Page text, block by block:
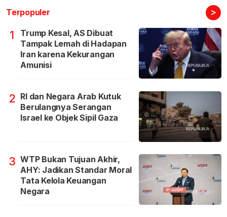
Terpopuler >
1
Trump Kesal, AS Dibuat
Tampak Lemah di Hadapan
Iran karena Kekurangan
Amunisi
2 RI dan Negara Arab Kutuk
Berulangnya Serangan
Israel ke Objek Sipil Gaza
3 WTP Bukan Tujuan Akhir,
AHY: Jadikan Standar Moral
Tata Kelola Keuangan
Negara